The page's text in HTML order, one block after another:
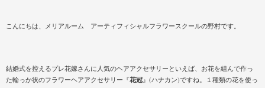
こんにちは、メリアルーム アーティフィシャルフラワースクールの野村です。
結婚式を控えるプレ花嫁さんに人気のヘアアクセサリーといえば、お花を組んで作っ
た輪っか状のフラワーヘアアクセサリー『花冠 』(ハナカン)ですね。１種類の花を使っ